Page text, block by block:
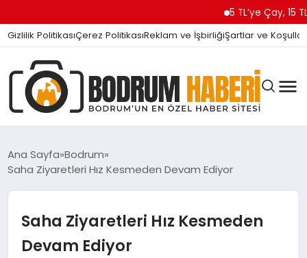
5 TL’ye Çay, 15 TL’ye
Gizlilik PolitikasıÇerez PolitikasıReklam ve İşbirliğiŞartlar ve Koşullar
BODRUM BODRUM
SIYASET
Ana Sayfa Bodrum
Saha Ziyaretleri Hız Kesmeden Devam Ediyor
Saha Ziyaretleri Hız Kesmeden
Devam Ediyor